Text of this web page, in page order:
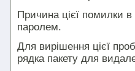
Причина цієї помилки
паролем.
Для вирішення цієї
рядка пакету для